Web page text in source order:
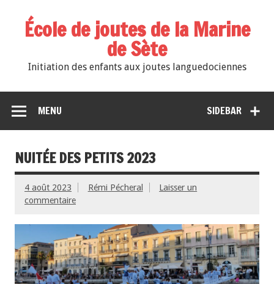
École de joutes de la Marine
de Sète
Initiation des enfants aux joutes languedociennes
SIDEBAR
MENU
NUITÉE DES PETITS 2023
4 août 2023 Rémi Pécheral
Laisser un
commentaire